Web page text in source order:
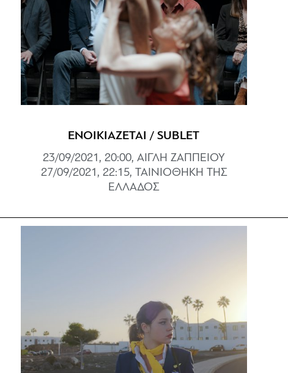
ΕΝΟΙΚΙΑΖΕΤΑΙ / SUBLET
23/09/2021, 20:00, ΑΙΓΛΗ ΖΑΠΠΕΙΟΥ
27/09/2021, 22:15, ΤΑΙΝΙΟΘΗΚΗ ΤΗΣ
ΕΛΛΑΔΟΣ